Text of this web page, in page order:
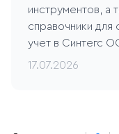
инструментов, а
справочники для
учет в Синтегс
17.07.2026